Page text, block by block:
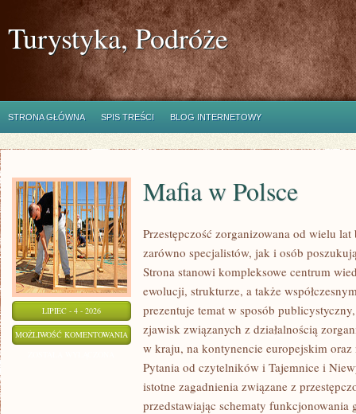
Turystyka, Podróże
STRONA GŁÓWNA SPIS TREŚCI BLOG INTERNETOWY
LIPIEC - 4 - 2026
MOŻLIWOŚĆ KOMENTOWANIA MAFIA
POLSCE
Mafia w Polsce
Przestępczość zorganizowana od wielu
zarówno specjalistów, jak i osób
Strona stanowi kompleksowe centrum
ewolucji, strukturze, a także
prezentuje temat w sposób
zjawisk związanych z działalnością
w kraju, na kontynencie europejskim oraz
Pytania od czytelników i Tajemnice i
istotne zagadnienia związane z
przedstawiając schematy funkcjonowania